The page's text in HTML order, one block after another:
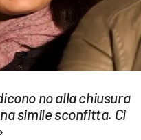
no alla chiusura
simile sconfitta. Ci